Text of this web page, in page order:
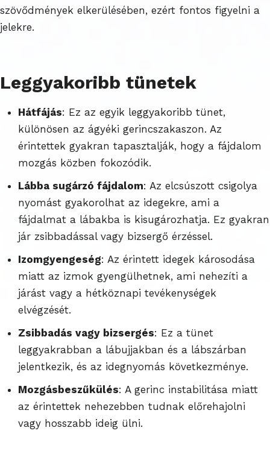
szövődmények elkerülésében, ezért fontos figyelni a
jelekre.
Leggyakoribb tünetek
Hátfájás: Ez az egyik leggyakoribb tünet,
különösen az ágyéki gerincszakaszon. Az
érintettek gyakran tapasztalják, hogy a fájdalom
mozgás közben fokozódik.
Lábba sugárzó fájdalom: Az elcsúszott csigolya
nyomást gyakorolhat az idegekre, ami a
fájdalmat a lábakba is kisugározhatja. Ez gyakran
jár zsibbadással vagy bizsergő érzéssel.
Izomgyengeség: Az érintett idegek károsodása
miatt az izmok gyengülhetnek, ami nehezíti a
járást vagy a hétköznapi tevékenységek
elvégzését.
Zsibbadás vagy bizsergés: Ez a tünet
leggyakrabban a lábujjakban és a lábszárban
jelentkezik, és az idegnyomás következménye.
Mozgásbeszűkülés: A gerinc instabilitása miatt
az érintettek nehezebben tudnak előrehajolni
vagy hosszabb ideig ülni.